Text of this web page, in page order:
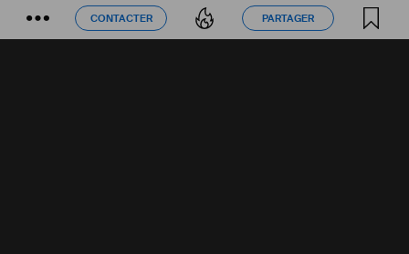
CONTACTER PARTAGER
CONTACTER PARTAGER